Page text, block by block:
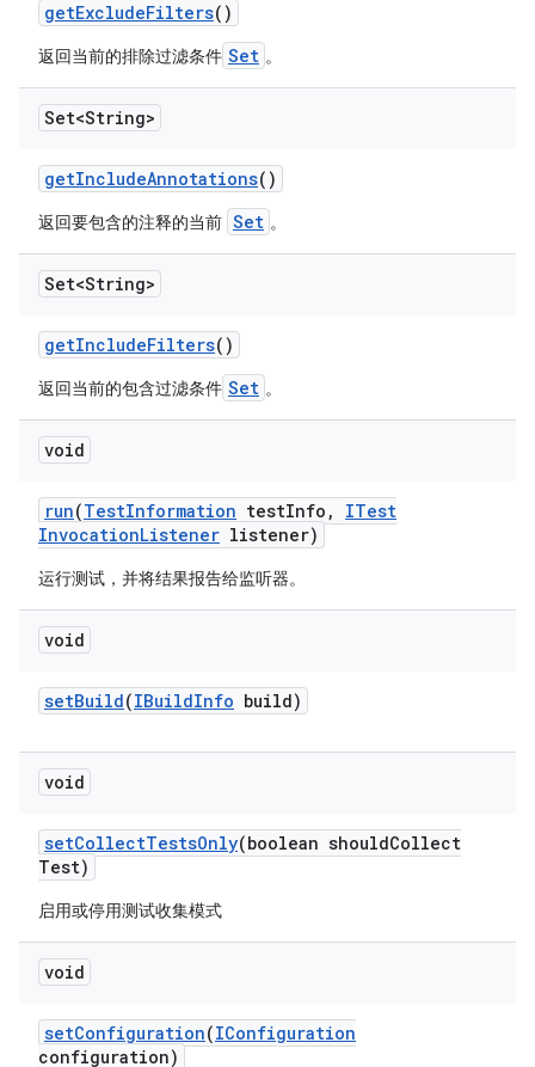
getExcludeFilters()
返回当前的排除过滤条件 Set 。
Set<String>
getIncludeAnnotations()
返回要包含的注释的当前 Set 。
Set<String>
getIncludeFilters()
返回当前的包含过滤条件 Set 。
void
run(TestInformation testInfo ,
ITest
InvocationListener listener)
运行测试，并将结果报告给监听器。
void
setBuild(IBuildInfo build)
void
setCollectTestsOnly(boolean shouldCollect
Test)
启用或停用测试收集模式
void
setConfiguration(IConfiguration
configuration)